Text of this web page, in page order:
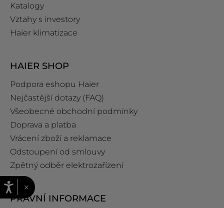
Katalogy
Vztahy s investory
Haier klimatizace
HAIER SHOP
Podpora eshopu Haier
Nejčastější dotazy (FAQ)
Všeobecné obchodní podmínky
Doprava a platba
Vrácení zboží a reklamace
Odstoupení od smlouvy
Zpětný odběr elektrozařízení
PRÁVNÍ INFORMACE
×